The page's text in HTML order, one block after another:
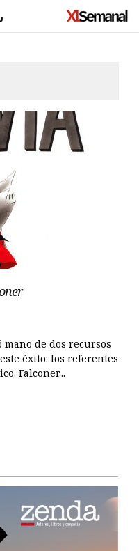
mano de dos recursos
éxito: los referentes
Falconer...